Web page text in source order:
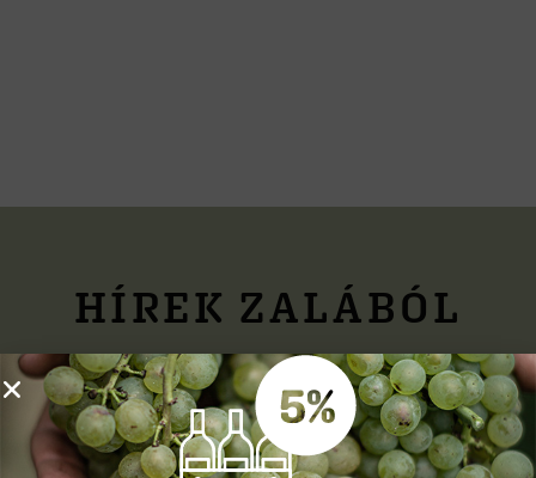
HÍREK ZALÁBÓL
Finom borok, érdekességek, élmények, jó hangulat!
Iratkozz fel hírlevelünkre, és megajándékozunk
egy 5 %-os kedvezmény kuponnal.